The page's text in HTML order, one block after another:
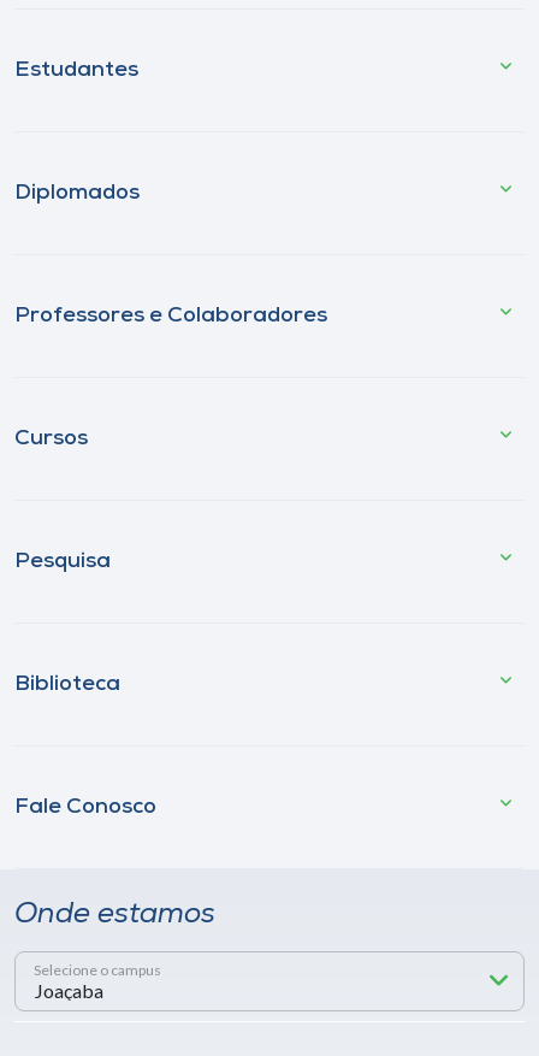
Estudantes
Diplomados
Professores e Colaboradores
Cursos
Pesquisa
Biblioteca
Fale Conosco
Onde estamos
Selecione o campus